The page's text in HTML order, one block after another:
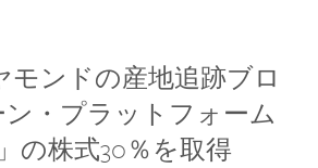
モンドの産地追跡ブロ
・プラットフォーム
」の株式30％を取得